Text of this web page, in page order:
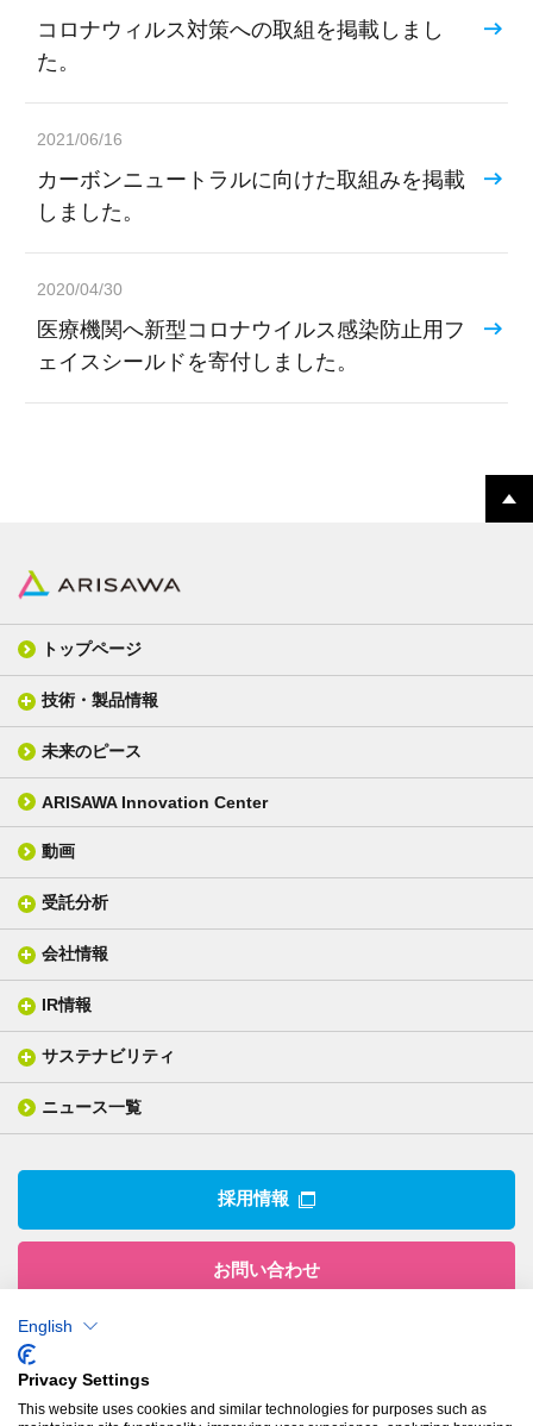
コロナウィルス対策への取組を掲載しまし
た。
2021/06/16
カーボンニュートラルに向けた取組みを掲載
しました。
2020/04/30
医療機関へ新型コロナウイルス感染防止用フ
ェイスシールドを寄付しました。
トップページ
技術・製品情報
FPC材料
カバーレイフィルム
銅張り積層板
層間接着シート
3D材料
電気絶縁・産業構造材料
織物製品
一般塗工製品
産業用構造材料
塗る
技術用語集
技術・製品情報トップ
未来のピース
ARISAWA Innovation Center
動画
受託分析
分析メニュー(事例)
分析ニュース
会社情報
会社概要
事業所
関係企業
IR情報
IR情報トップ
IRニュース
サステナビリティ
サステナビリティ・マネジメント
社会との関わり
ニュース一覧
採用情報
お問い合わせ
株式会社有沢製作所
本社
〒943-8610
English
Privacy Settings
This website uses cookies and similar technologies for purposes such as